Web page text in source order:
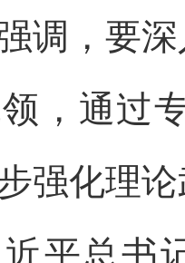
调，要
，通过
强化理
平总书